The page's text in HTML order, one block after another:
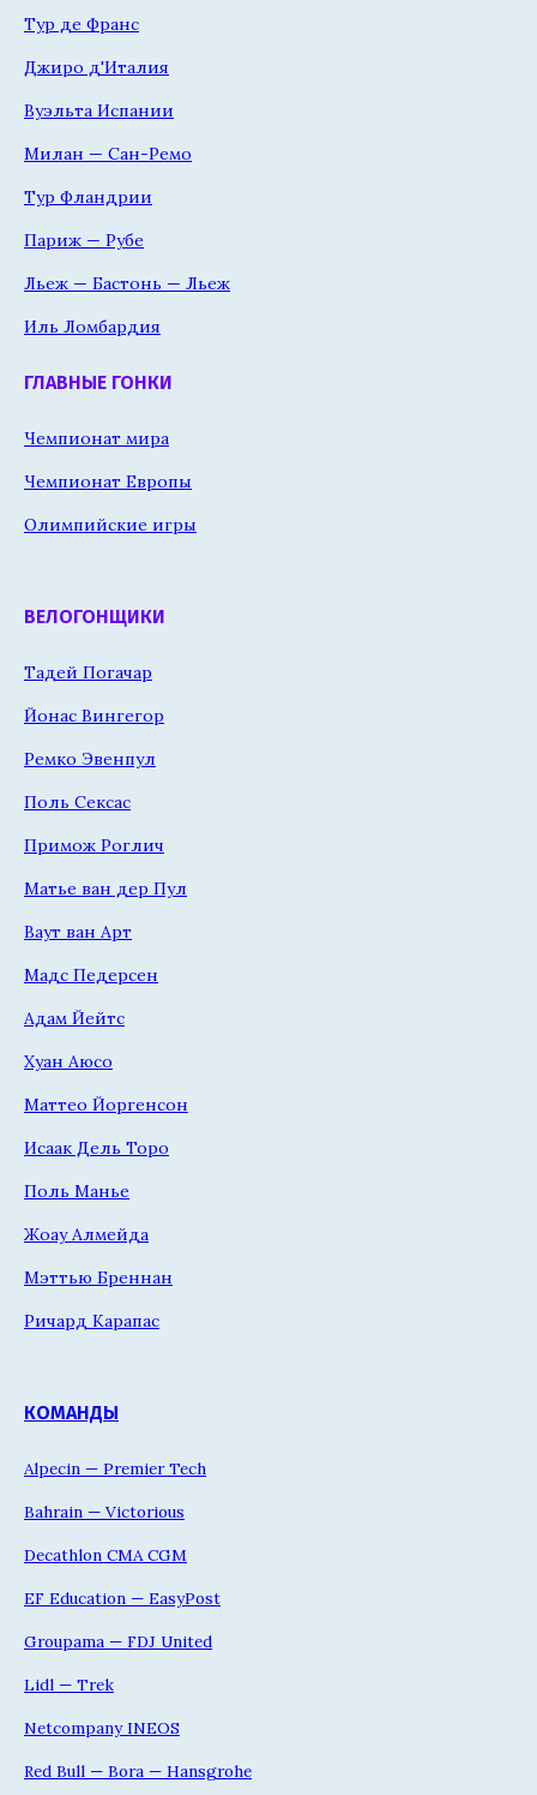
Тур де Франс
Джиро д'Италия
Вуэльта Испании
Милан — Сан-Ремо
Тур Фландрии
Париж — Рубе
Льеж — Бастонь — Льеж
Иль Ломбардия
ГЛАВНЫЕ ГОНКИ
Чемпионат мира
Чемпионат Европы
Олимпийские игры
ВЕЛОГОНЩИКИ
Тадей Погачар
Йонас Вингегор
Ремко Эвенпул
Поль Сексас
Примож Роглич
Матье ван дер Пул
Ваут ван Арт
Мадс Педерсен
Адам Йейтс
Хуан Аюсо
Маттео Йоргенсон
Исаак Дель Торо
Поль Манье
Жоау Алмейда
Мэттью Бреннан
Ричард Карапас
КОМАНДЫ
Alpecin — Premier Tech
Bahrain — Victorious
Decathlon CMA CGM
EF Education — EasyPost
Groupama — FDJ United
Lidl — Trek
Netcompany INEOS
Red Bull — Bora — Hansgrohe